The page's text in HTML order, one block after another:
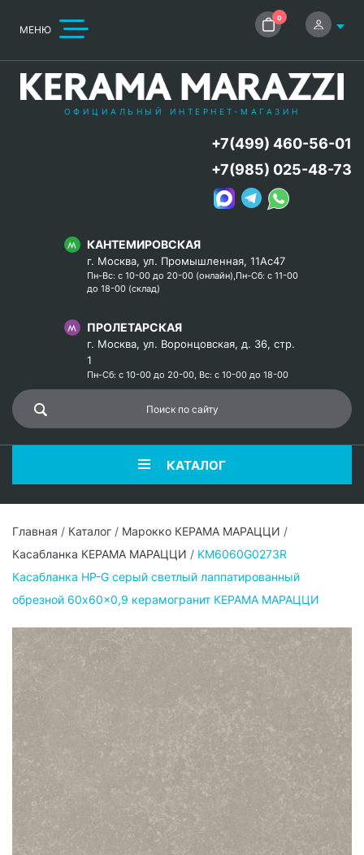
МЕНЮ
0
ОФИЦИАЛЬНЫЙ ИНТЕРНЕТ-МАГАЗИН
КАНТЕМИРОВСКАЯ
г. Москва, ул. Промышленная, 11Ас47
Пн-Вс: с 10-00 до 20-00 (онлайн),Пн-Сб: с 11-00
до 18-00 (склад)
ПРОЛЕТАРСКАЯ
г. Москва, ул. Воронцовская, д. 36, стр.
1
Пн-Сб: с 10-00 до 20-00, Вс: с 10-00 до 18-00
+7(499) 460-56-01
+7(985) 025-48-73
КАТАЛОГ
Главная / Каталог / Марокко КЕРАМА МАРАЦЦИ /
Касабланка КЕРАМА МАРАЦЦИ / KM6060G0273R
Касабланка HP-G серый светлый лаппатированный
обрезной 60x60x0,9 керамогранит КЕРАМА МАРАЦЦИ